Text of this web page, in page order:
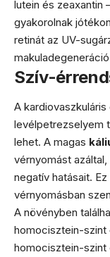
lutein és zeaxantin
gyakorolnak
retinát az UV-
Szív-
A
levélpetrezselyem
lehet. A magas
vérnyomást
negatív hatásait.
vérnyomásban
A növényben
homocisztein-szint
homocisztein-szint